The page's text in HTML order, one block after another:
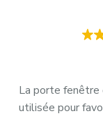
La porte fenêtre
utilisée pour